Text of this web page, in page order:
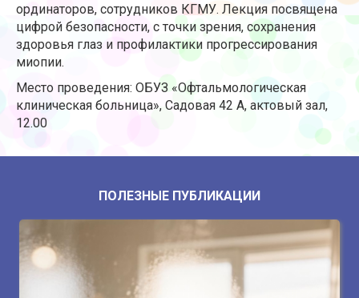
ординаторов, сотрудников КГМУ. Лекция посвящена
цифрой безопасности, с точки зрения, сохранения
здоровья глаз и профилактики прогрессирования
миопии.
Место проведения: ОБУЗ «Офтальмологическая
клиническая больница», Садовая 42 А, актовый зал,
12.00
ПОЛЕЗНЫЕ ПУБЛИКАЦИИ